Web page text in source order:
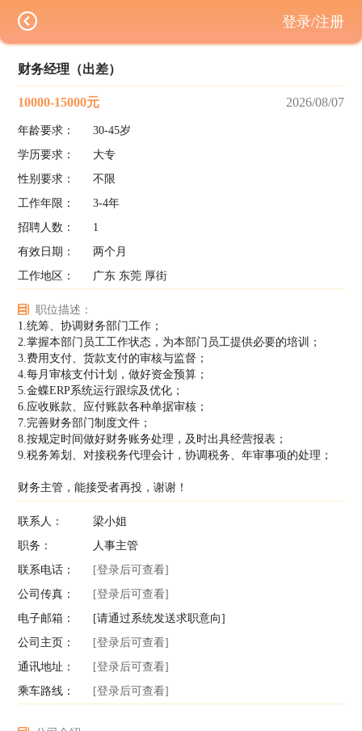
财务经理（出差）
10000-15000元 2026/08/07
年龄要求：
30-45岁
学历要求：
大专
性别要求：
不限
工作年限：
3-4年
招聘人数：
1
有效日期：
两个月
工作地区：
广东 东莞 厚街
职位描述：
1.统筹、协调财务部门工作；
2.掌握本部门员工工作状态，为本部门员工提供必要的培训；
3.费用支付、货款支付的审核与监督；
4.每月审核支付计划，做好资金预算；
5.金蝶ERP系统运行跟综及优化；
6.应收账款、应付账款各种单据审核；
7.完善财务部门制度文件；
8.按规定时间做好财务账务处理，及时出具经营报表；
9.税务筹划、对接税务代理会计，协调税务、年审事项的处理；
财务主管，能接受者再投，谢谢！
联系人：
梁小姐
职务：
人事主管
联系电话：
[登录后可查看]
公司传真：
[登录后可查看]
电子邮箱：
[请通过系统发送求职意向]
公司主页：
[登录后可查看]
通讯地址：
[登录后可查看]
乘车路线：
[登录后可查看]
登录/注册